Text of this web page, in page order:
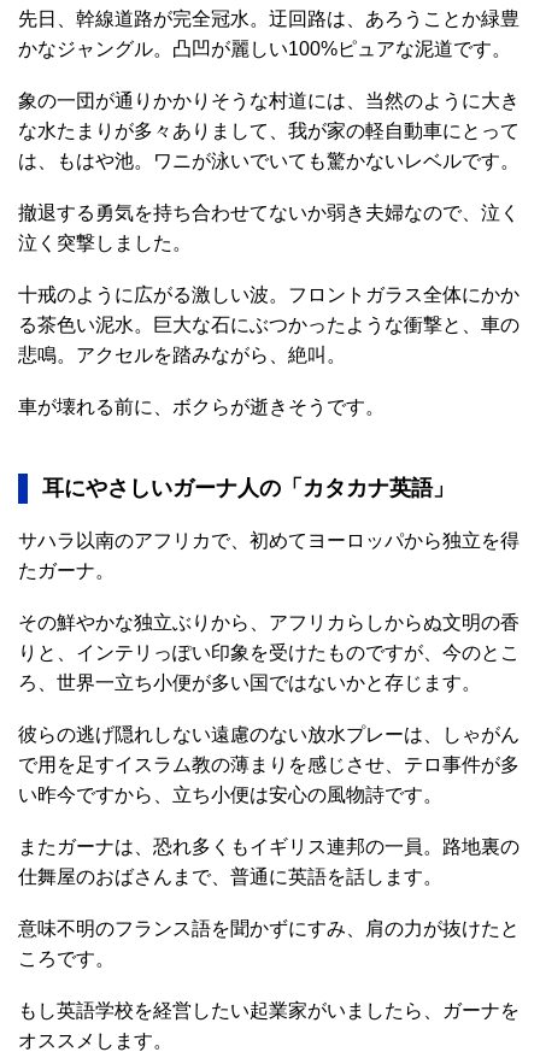
先日、幹線道路が完全冠水。迂回路は、あろうことか緑豊
かなジャングル。凸凹が麗しい100%ピュアな泥道です。
象の一団が通りかかりそうな村道には、当然のように大き
な水たまりが多々ありまして、我が家の軽自動車にとって
は、もはや池。ワニが泳いでいても驚かないレベルです。
撤退する勇気を持ち合わせてないか弱き夫婦なので、泣く
泣く突撃しました。
十戒のように広がる激しい波。フロントガラス全体にかか
る茶色い泥水。巨大な石にぶつかったような衝撃と、車の
悲鳴。アクセルを踏みながら、絶叫。
車が壊れる前に、ボクらが逝きそうです。
耳にやさしいガーナ人の「カタカナ英語」
サハラ以南のアフリカで、初めてヨーロッパから独立を得
たガーナ。
その鮮やかな独立ぶりから、アフリカらしからぬ文明の香
りと、インテリっぽい印象を受けたものですが、今のとこ
ろ、世界一立ち小便が多い国ではないかと存じます。
彼らの逃げ隠れしない遠慮のない放水プレーは、しゃがん
で用を足すイスラム教の薄まりを感じさせ、テロ事件が多
い昨今ですから、立ち小便は安心の風物詩です。
またガーナは、恐れ多くもイギリス連邦の一員。路地裏の
仕舞屋のおばさんまで、普通に英語を話します。
意味不明のフランス語を聞かずにすみ、肩の力が抜けたと
ころです。
もし英語学校を経営したい起業家がいましたら、ガーナを
オススメします。